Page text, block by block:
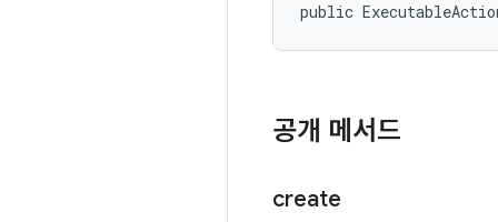
public
공개 메서드
create